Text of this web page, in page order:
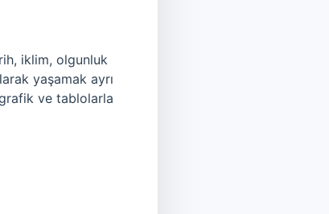
iklim, olgunluk
yaşamak ayrı
grafik ve tablolarla